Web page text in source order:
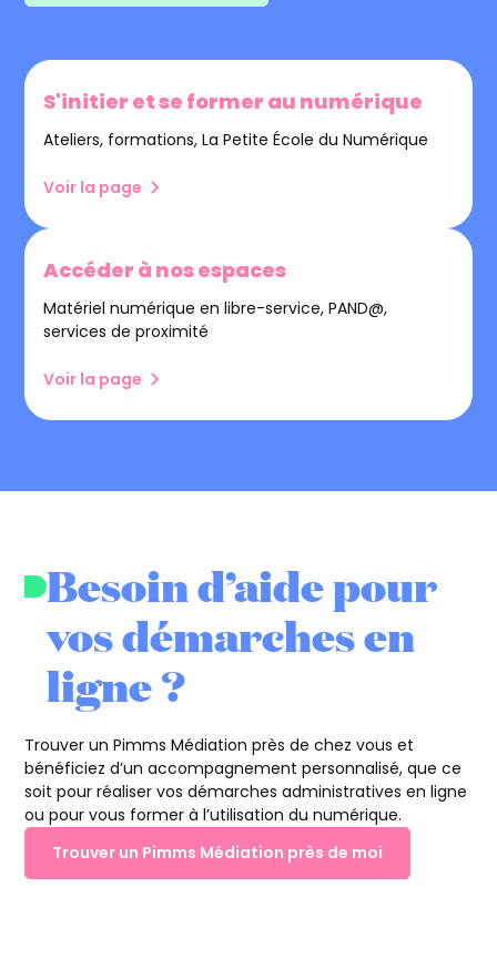
S'initier et se former au numérique
Ateliers, formations, La Petite École du Numérique
Voir la page
Accéder à nos espaces
Matériel numérique en libre-service, PAND@,
services de proximité
Voir la page
Besoin d’aide pour
vos démarches en
ligne ?
Trouver un Pimms Médiation près de chez vous et
bénéficiez d’un accompagnement personnalisé, que ce
soit pour réaliser vos démarches administratives en ligne
ou pour vous former à l’utilisation du numérique.
Trouver un Pimms Médiation près de moi